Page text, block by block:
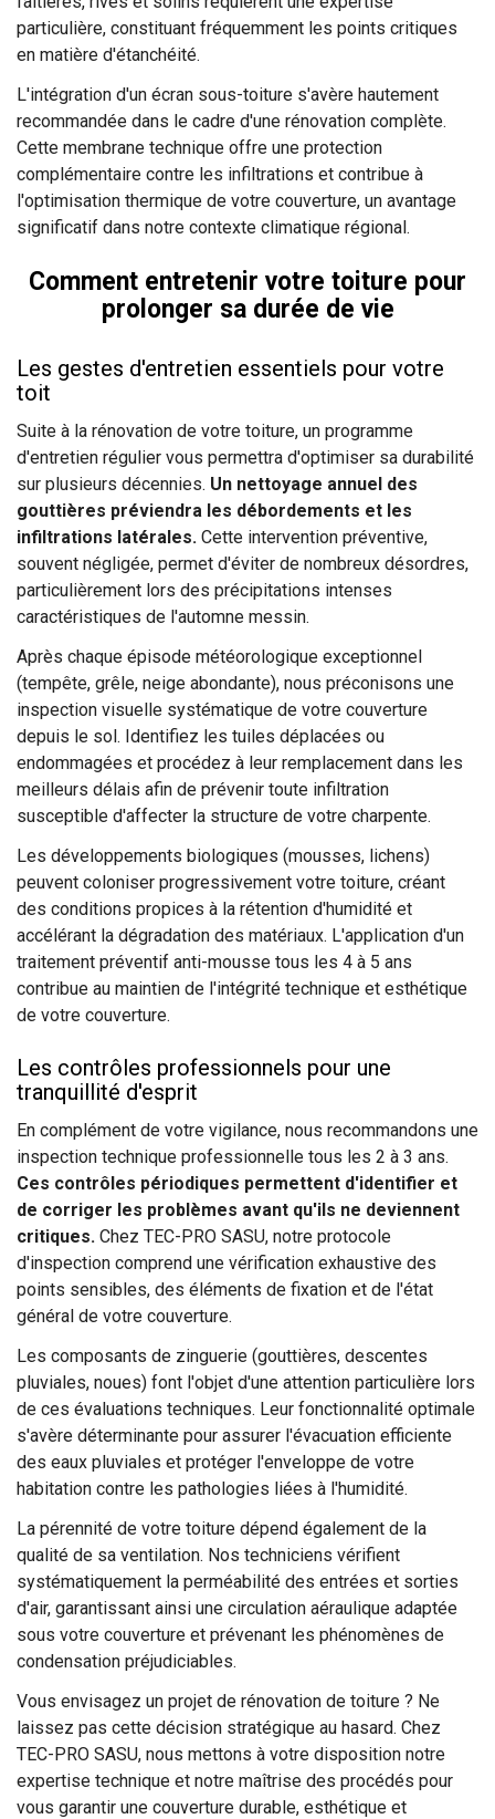
particulière, constituant fréquemment les points critiques
en matière d'étanchéité.
L'intégration d'un écran sous-toiture s'avère hautement
recommandée dans le cadre d'une rénovation complète.
Cette membrane technique offre une protection
complémentaire contre les infiltrations et contribue à
l'optimisation thermique de votre couverture, un avantage
significatif dans notre contexte climatique régional.
Comment entretenir votre toiture pour
prolonger sa durée de vie
Les gestes d'entretien essentiels pour votre
toit
Suite à la rénovation de votre toiture, un programme
d'entretien régulier vous permettra d'optimiser sa durabilité
sur plusieurs décennies. Un nettoyage annuel des
gouttières préviendra les débordements et les
infiltrations latérales. Cette intervention préventive,
souvent négligée, permet d'éviter de nombreux désordres,
particulièrement lors des précipitations intenses
caractéristiques de l'automne messin.
Après chaque épisode météorologique exceptionnel
(tempête, grêle, neige abondante), nous préconisons une
inspection visuelle systématique de votre couverture
depuis le sol. Identifiez les tuiles déplacées ou
endommagées et procédez à leur remplacement dans les
meilleurs délais afin de prévenir toute infiltration
susceptible d'affecter la structure de votre charpente.
Les développements biologiques (mousses, lichens)
peuvent coloniser progressivement votre toiture, créant
des conditions propices à la rétention d'humidité et
accélérant la dégradation des matériaux. L'application d'un
traitement préventif anti-mousse tous les 4 à 5 ans
contribue au maintien de l'intégrité technique et esthétique
de votre couverture.
Les contrôles professionnels pour une
tranquillité d'esprit
En complément de votre vigilance, nous recommandons une
inspection technique professionnelle tous les 2 à 3 ans.
Ces contrôles périodiques permettent d'identifier et
de corriger les problèmes avant qu'ils ne deviennent
critiques. Chez TEC-PRO SASU, notre protocole
d'inspection comprend une vérification exhaustive des
points sensibles, des éléments de fixation et de l'état
général de votre couverture.
Les composants de zinguerie (gouttières, descentes
pluviales, noues) font l'objet d'une attention particulière lors
de ces évaluations techniques. Leur fonctionnalité optimale
s'avère déterminante pour assurer l'évacuation efficiente
des eaux pluviales et protéger l'enveloppe de votre
habitation contre les pathologies liées à l'humidité.
La pérennité de votre toiture dépend également de la
qualité de sa ventilation. Nos techniciens vérifient
systématiquement la perméabilité des entrées et sorties
d'air, garantissant ainsi une circulation aéraulique adaptée
sous votre couverture et prévenant les phénomènes de
condensation préjudiciables.
Vous envisagez un projet de rénovation de toiture ? Ne
laissez pas cette décision stratégique au hasard. Chez
TEC-PRO SASU, nous mettons à votre disposition notre
expertise technique et notre maîtrise des procédés pour
vous garantir une couverture durable, esthétique et